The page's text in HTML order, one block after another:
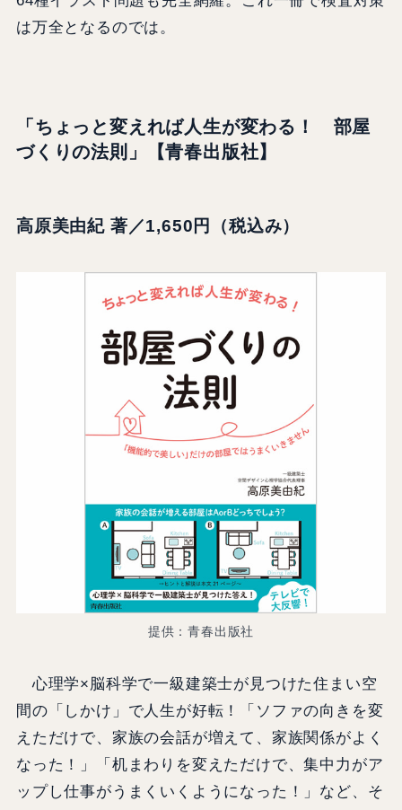
は万全となるのでは。
「ちょっと変えれば人生が変わる！ 部屋
づくりの法則」【青春出版社】
高原美由紀 著／1,650円（税込み）
提供：青春出版社
心理学×脳科学で一級建築士が見つけた住まい空
間の「しかけ」で人生が好転！「ソファの向きを変
えただけで、家族の会話が増えて、家族関係がよく
なった！」「机まわりを変えただけで、集中力がア
ップし仕事がうまくいくようになった！」など、そ